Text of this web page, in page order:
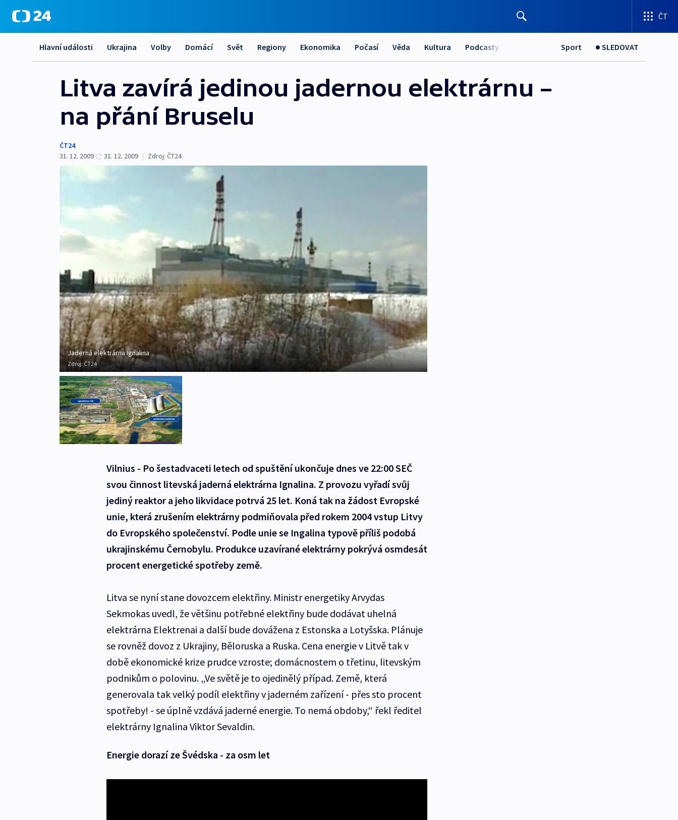
ČT
Hlavní události Ukrajina Volby Domácí Svět Regiony Ekonomika Počasí Věda Kultura Podcasty Sport SLEDOVAT
Litva zavírá jedinou jadernou elektrárnu –
na přání Bruselu
ČT24
31. 12. 2009
31. 12. 2009 | Zdroj: ČT24
Jaderná elektrárna Ignalina
Zdroj: ČT24
Vilnius - Po šestadvaceti letech od spuštění ukončuje dnes ve 22:00 SEČ
svou činnost litevská jaderná elektrárna Ignalina. Z provozu vyřadí svůj
jediný reaktor a jeho likvidace potrvá 25 let. Koná tak na žádost Evropské
unie, která zrušením elektrárny podmiňovala před rokem 2004 vstup Litvy
do Evropského společenství. Podle unie se Ingalina typově příliš podobá
ukrajinskému Černobylu. Produkce uzavírané elektrárny pokrývá osmdesát
procent energetické spotřeby země.
Litva se nyní stane dovozcem elektřiny. Ministr energetiky Arvydas
Sekmokas uvedl, že většinu potřebné elektřiny bude dodávat uhelná
elektrárna Elektrenai a další bude dovážena z Estonska a Lotyšska. Plánuje
se rovněž dovoz z Ukrajiny, Běloruska a Ruska. Cena energie v Litvě tak v
době ekonomické krize prudce vzroste; domácnostem o třetinu, litevským
podnikům o polovinu. „Ve světě je to ojedinělý případ. Země, která
generovala tak velký podíl elektřiny v jaderném zařízení - přes sto procent
spotřeby! - se úplně vzdává jaderné energie. To nemá obdoby,“ řekl ředitel
elektrárny Ignalina Viktor Sevaldin.
Energie dorazí ze Švédska - za osm let